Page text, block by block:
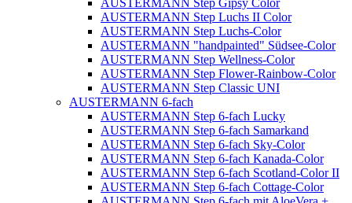
AUSTERMANN Step Gipsy Color
AUSTERMANN Step Luchs II Color
AUSTERMANN Step Luchs-Color
AUSTERMANN "handpainted" Südsee-Color
AUSTERMANN Step Wellness-Color
AUSTERMANN Step Flower-Rainbow-Color
AUSTERMANN Step Classic UNI
AUSTERMANN 6-fach
AUSTERMANN Step 6-fach Lucky
AUSTERMANN Step 6-fach Samarkand
AUSTERMANN Step 6-fach Sky-Color
AUSTERMANN Step 6-fach Kanada-Color
AUSTERMANN Step 6-fach Scotland-Color II
AUSTERMANN Step 6-fach Cottage-Color